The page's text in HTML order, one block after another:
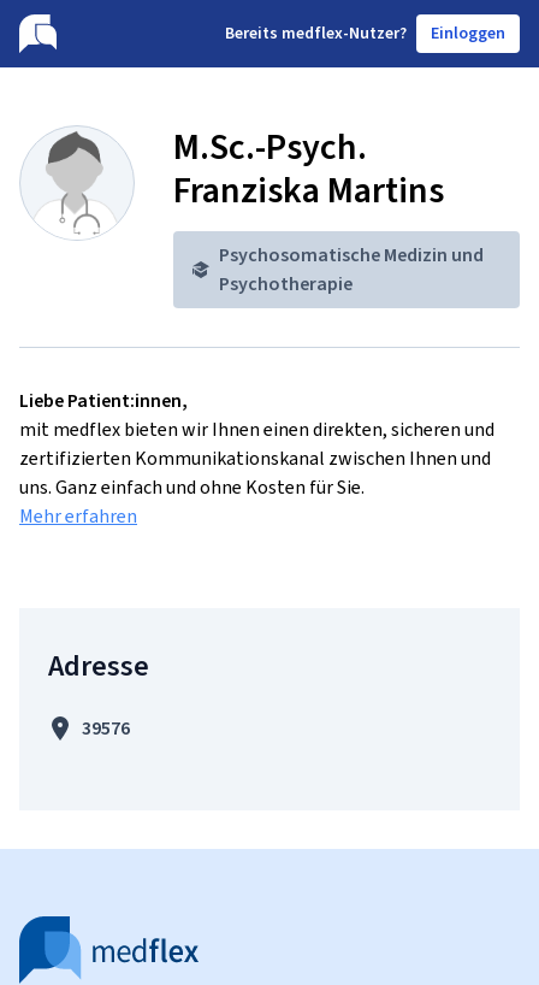
Bereits medflex-Nutzer? Einloggen
M.Sc.-Psych.
Franziska Martins
Psychosomatische Medizin und
Psychotherapie
Liebe Patient:innen,
mit medflex bieten wir Ihnen einen direkten, sicheren und
zertifizierten Kommunikationskanal zwischen Ihnen und
uns. Ganz einfach und ohne Kosten für Sie.
Mehr erfahren
Adresse
39576